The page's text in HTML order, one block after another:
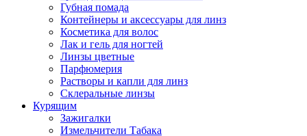
Губная помада
Контейнеры и аксессуары для линз
Косметика для волос
Лак и гель для ногтей
Линзы цветные
Парфюмерия
Растворы и капли для линз
Склеральные линзы
Курящим
Зажигалки
Измельчители Табака